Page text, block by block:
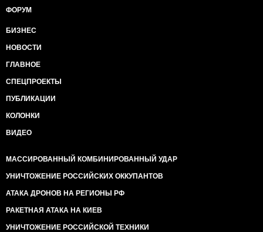
ФОРУМ
БИЗНЕС
НОВОСТИ
ГЛАВНОЕ
СПЕЦПРОЕКТЫ
ПУБЛИКАЦИИ
КОЛОНКИ
ВИДЕО
МАССИРОВАННЫЙ КОМБИНИРОВАННЫЙ УДАР
УНИЧТОЖЕНИЕ РОССИЙСКИХ ОККУПАНТОВ
АТАКА ДРОНОВ НА РЕГИОНЫ РФ
РАКЕТНАЯ АТАКА НА КИЕВ
УНИЧТОЖЕНИЕ РОССИЙСКОЙ ТЕХНИКИ